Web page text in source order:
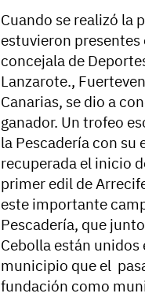
Cuando se realizó la
estuvieron presentes
concejala de
Lanzarote.,
Canarias, se dio a
ganador. Un trofeo
la Pescadería con su
recuperada el inicio
primer edil de
este importante
Pescadería, que
Cebolla están
municipio que el
fundación como